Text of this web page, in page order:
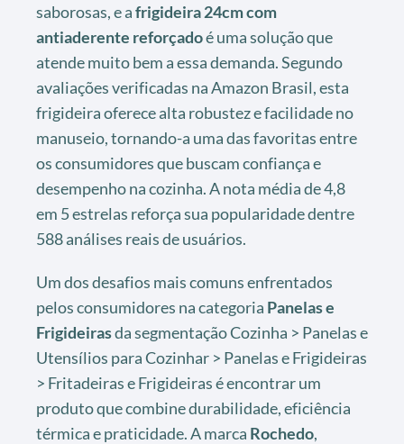
saborosas, e afrigideira 24cm com
antiaderente reforçadoé uma solução que
atende muito bem a essa demanda. Segundo
avaliações verificadas na Amazon Brasil, esta
frigideira oferece alta robustez e facilidade no
manuseio, tornando-a uma das favoritas entre
os consumidores que buscam confiança e
desempenho na cozinha. A nota média de 4,8
em 5 estrelas reforça sua popularidade dentre
588 análises reais de usuários.
Um dos desafios mais comuns enfrentados
pelos consumidores na categoria Panelas e
Frigideirasda segmentação Cozinha > Panelas e
Utensílios para Cozinhar > Panelas e Frigideiras
> Fritadeiras e Frigideiras é encontrar um
produto que combine durabilidade, eficiência
térmica e praticidade. A marca Rochedo,